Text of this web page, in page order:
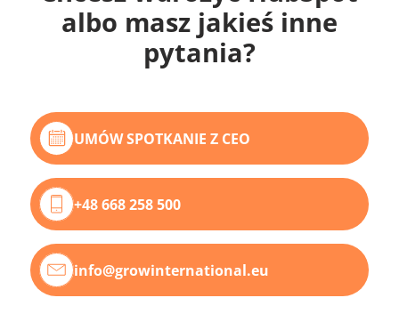
albo masz jakieś inne
pytania?
UMÓW SPOTKANIE Z CEO
+48 668 258 500
info@growinternational.eu